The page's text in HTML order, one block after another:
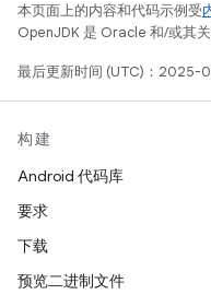
本页面上的内容和代码示例受
OpenJDK 是 Oracle 和/或其关
最后更新时间 (UTC)：2025-
构建
Android 代码库
要求
下载
预览二进制文件